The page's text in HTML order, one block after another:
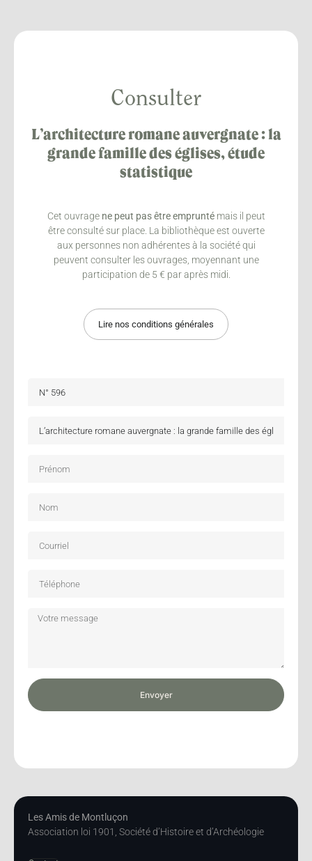
Consulter
L’architecture romane auvergnate : la
grande famille des églises, étude
statistique
Cet ouvrage ne peut pas être empruntémais il peut
être consulté sur place. La bibliothèque est ouverte
aux personnes non adhérentes à la société qui
peuvent consulter les ouvrages, moyennant une
participation de 5 € par après midi.
Lire nos conditions générales
Envoyer
Les Amis de Montluçon
Association loi 1901, Société d’Histoire et d’Archéologie